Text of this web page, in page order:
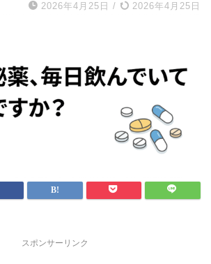
2026年4月25日 / 2026年4月25日
スポンサーリンク